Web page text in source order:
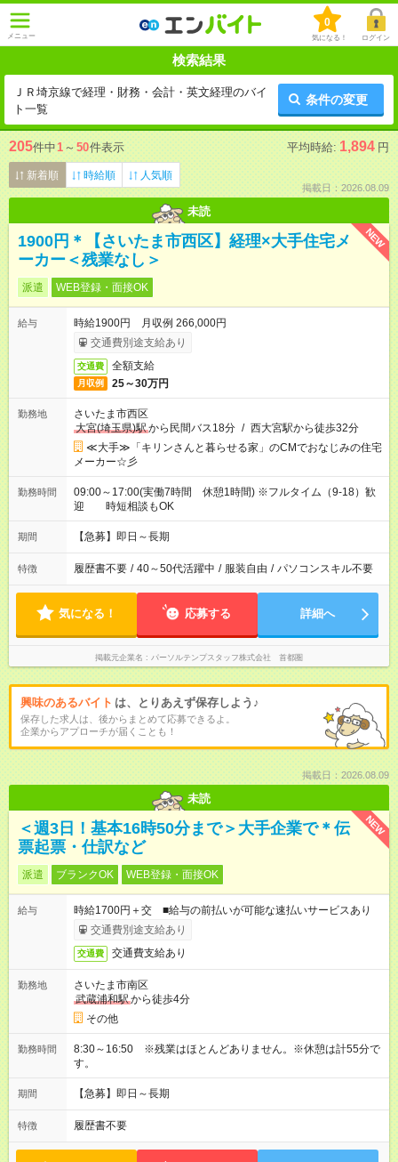
メニュー
0
気になる！ ログイン
検索結果
ＪＲ埼京線で経理・財務・会計・英文経理のバイ
ト一覧
条件の変更
205件中1 ～ 50件表示 平均時給: 1,894 円
新着順 時給順 人気順
掲載日：2026.08.09
未読
NEW
1900円＊【さいたま市西区】経理×大手住宅メ
ーカー＜残業なし＞
派遣 WEB登録・面接OK
給与
時給1900円 月収例 266,000円
交通費別途支給あり
交通費 全額支給
月収例 25～30万円
勤務地
さいたま市西区
大宮(埼玉県)駅から民間バス18分 / 西大宮駅から徒歩32分
≪大手≫「キリンさんと暮らせる家」のCMでおなじみの住宅
メーカー☆彡
勤務時間
09:00～17:00(実働7時間 休憩1時間) ※フルタイム（9-18）歓
迎 時短相談もOK
期間 【急募】即日～長期
特徴 履歴書不要 / 40～50代活躍中 / 服装自由 / パソコンスキル不要
気になる！ 応募する 詳細へ
掲載元企業名 パーソルテンプスタッフ株式会社 首都圏
興味のあるバイト は、とりあえず保存しよう♪
保存した求人は、後からまとめて応募できるよ。
企業からアプローチが届くことも！
掲載日：2026.08.09
未読
NEW
＜週3日！基本16時50分まで＞大手企業で＊伝
票起票・仕訳など
派遣 ブランクOK WEB登録・面接OK
給与
時給1700円＋交 ■給与の前払いが可能な速払いサービスあり
交通費別途支給あり
交通費 交通費支給あり
勤務地
さいたま市南区
武蔵浦和駅から徒歩4分
その他
勤務時間
8:30～16:50 ※残業はほとんどありません。※休憩は計55分で
す。
期間 【急募】即日～長期
特徴 履歴書不要